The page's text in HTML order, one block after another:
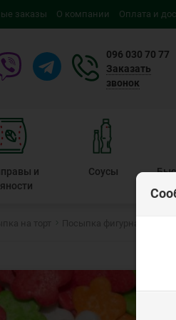
заказы О компании Оплата и
096 030 70 77
Заказать
звонок
и
Соусы